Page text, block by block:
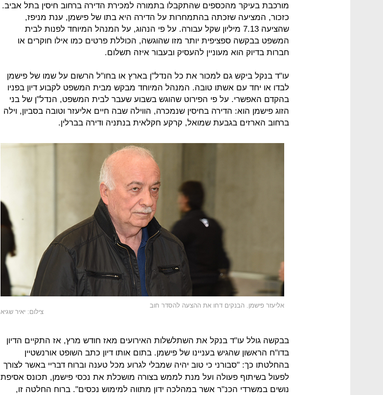
מורכבת בעיקר מהכספים שהתקבלו בתמורה למכירת הדירה ברחוב חיסין בתל אביב.
כזכור, המציעה שזכתה בהתמחרות על הדירה היא בתו של פישמן, ענת מניפז,
שהציעה 7.13 מיליון שקל עבורה. על פי הנהוג, על המנהל המיוחד לפנות לבית
המשפט בבקשה ספציפית יותר מזו שהוגשה, הכוללת פרטים כמו אילו חוקרים או
חברות בדיוק הוא מעוניין להעסיק ובעבור איזה תשלום.
עו"ד בנקל ביקש גם למכור את כל הנדל"ן בארץ או בחו"ל הרשום על שמו של פישמן
לבדו או יחד עם אשתו טובה. המנהל המיוחד מבקש מבית המשפט לקבוע דיון בפניו
בהקדם האפשרי. על פי הפירוט שהוגש בשבוע שעבר לבית המשפט, הנדל"ן של בני
הזוג פישמן הוא: הדירה בחיסין שנמכרה, הווילה שבה חיים אליעזר וטובה בסביון, וילה
ברחוב הארזים בגבעת שמואל, קרקע חקלאית בנתניה ודירה בברלין.
אליעזר פישמן. הבנקים דחו את ההצעה להסדר חוב
צילום: יאיר שגיא
בבקשה גולל עו"ד בנקל את השתלשלות האירועים מאז חודש מרץ, אז התקיים הדיון
בדו"ח הראשון שהגיש בעניינו של פישמן. בתום אותו דיון כתב השופט אורנשטיין
בהחלטתו כך: "סבורני כי טוב יהיה שמבלי לגרוע מכל טענה וברוח דבריי באשר לצורך
לפעול בשיתוף פעולה ועל מנת לממש בצורה מושכלת את נכסי פישמן, תכונס אסיפת
נושים במשרדי הכנ"ר אשר במהלכה ידון מתווה למימוש נכסים". ברוח החלטה זו,